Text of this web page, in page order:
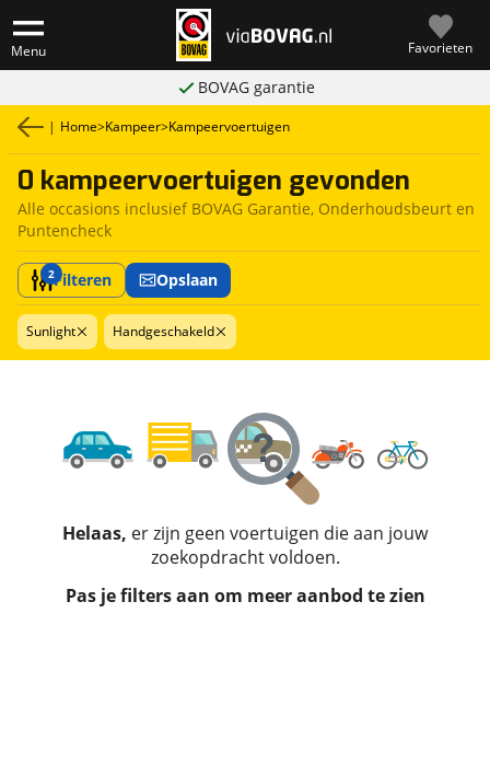
Menu Favorieten
BOVAG garantie
| Home>Kampeer>Kampeervoertuigen
0 kampeervoertuigen gevonden
Alle occasions inclusief BOVAG Garantie, Onderhoudsbeurt en
Puntencheck
2Filteren Opslaan
Sunlight Handgeschakeld
Helaas, er zijn geen voertuigen die aan jouw
zoekopdracht voldoen.
Pas je filters aan om meer aanbod te zien